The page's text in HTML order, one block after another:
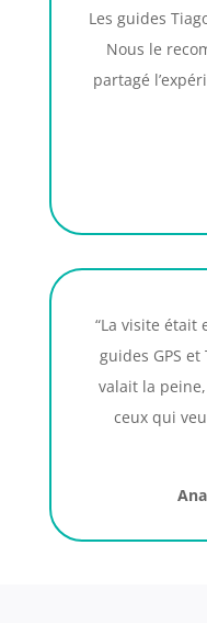
Les guides
Nous le
partagé
“La visite était
guides GPS
valait la
ceux qui